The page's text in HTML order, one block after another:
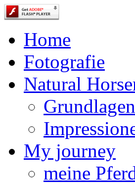
Home
Fotografie
Natural
Grundlagen
My journey
meine